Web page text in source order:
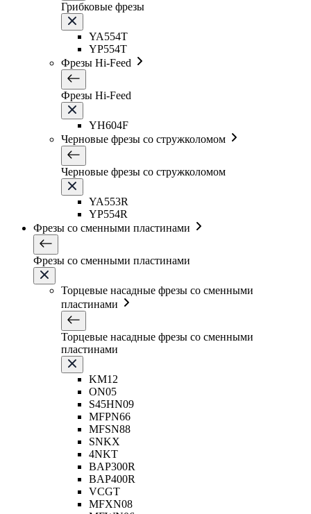
Грибковые фрезы
YA554T
YP554T
Фрезы Hi-Feed
Фрезы Hi-Feed
YH604F
Черновые фрезы со стружколомом
Черновые фрезы со стружколомом
YA553R
YP554R
Фрезы со сменными пластинами
Фрезы со сменными пластинами
Торцевые насадные фрезы со сменными
пластинами
Торцевые насадные фрезы со сменными
пластинами
KM12
ON05
S45HN09
MFPN66
MFSN88
SNKX
4NKT
BAP300R
BAP400R
VCGT
MFXN08